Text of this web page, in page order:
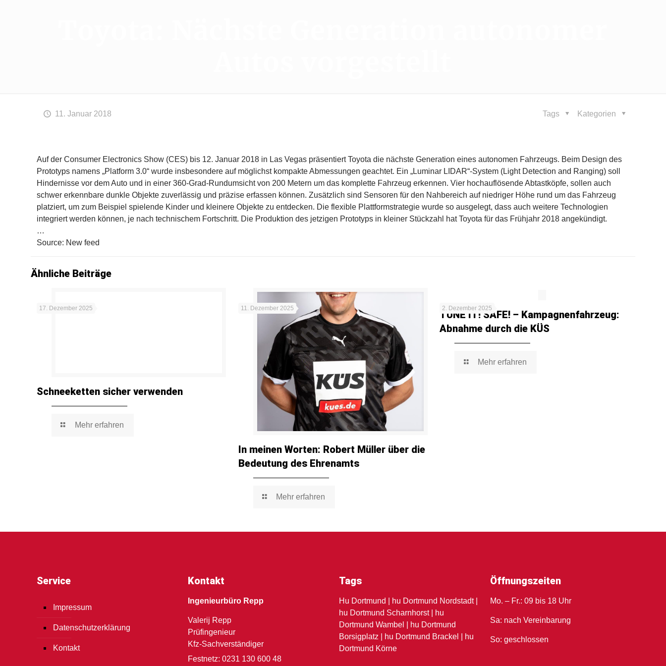
11. Januar 2018 Kategorien
Tags
Auf der Consumer Electronics Show (CES) bis 12. Januar 2018 in Las Vegas präsentiert Toyota die nächste Generation eines autonomen Fahrzeugs. Beim Design des
Prototyps namens „Platform 3.0“ wurde insbesondere auf möglichst kompakte Abmessungen geachtet. Ein „Luminar LIDAR“-System (Light Detection and Ranging) soll
Hindernisse vor dem Auto und in einer 360-Grad-Rundumsicht von 200 Metern um das komplette Fahrzeug erkennen. Vier hochauflösende Abtastköpfe, sollen auch
schwer erkennbare dunkle Objekte zuverlässig und präzise erfassen können. Zusätzlich sind Sensoren für den Nahbereich auf niedriger Höhe rund um das Fahrzeug
platziert, um zum Beispiel spielende Kinder und kleinere Objekte zu entdecken. Die flexible Plattformstrategie wurde so ausgelegt, dass auch weitere Technologien
integriert werden können, je nach technischem Fortschritt. Die Produktion des jetzigen Prototyps in kleiner Stückzahl hat Toyota für das Frühjahr 2018 angekündigt.
…
Source: New feed
Ähnliche Beiträge
17. Dezember 2025
Schneeketten sicher verwenden
Mehr erfahren
11. Dezember 2025
In meinen Worten: Robert Müller über die
Bedeutung des Ehrenamts
Mehr erfahren
2. Dezember 2025
TUNE IT! SAFE! – Kampagnenfahrzeug:
Abnahme durch die KÜS
Mehr erfahren
Service
Impressum
Datenschutzerklärung
Kontakt
Kontakt
Ingenieurbüro Repp
Valerij Repp
Prüfingenieur
Kfz-Sachverständiger
Festnetz: 0231 130 600 48
Tags
Hu Dortmund | hu Dortmund Nordstadt |
hu Dortmund Scharnhorst | hu
Dortmund Wambel | hu Dortmund
Borsigplatz | hu Dortmund Brackel | hu
Dortmund Körne
Öffnungszeiten
Mo. – Fr.: 09 bis 18 Uhr
Sa: nach Vereinbarung
So: geschlossen